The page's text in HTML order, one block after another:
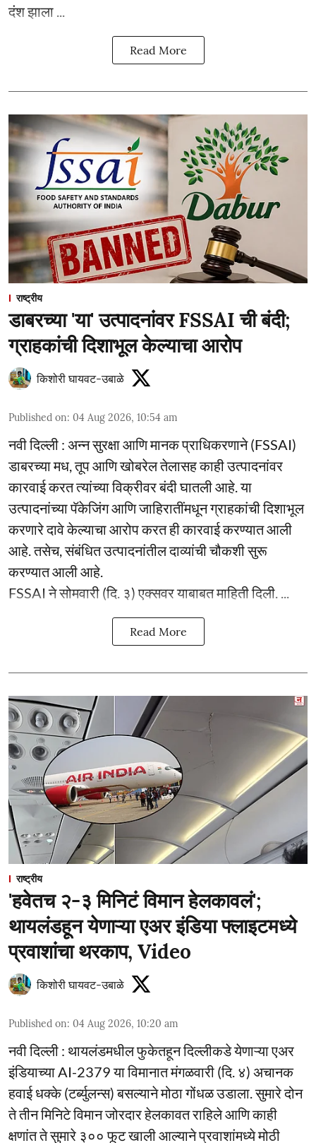
दंश झाला ...
Read More
राष्ट्रीय
डाबरच्या 'या' उत्पादनांवर FSSAI ची बंदी;
ग्राहकांची दिशाभूल केल्याचा आरोप
किशोरी घायवट-उबाळे
Published on: 04 Aug 2026, 10:54 am
नवी दिल्ली : अन्न सुरक्षा आणि मानक प्राधिकरणाने (FSSAI)
डाबरच्या मध, तूप आणि खोबरेल तेलासह काही उत्पादनांवर
कारवाई करत त्यांच्या विक्रीवर बंदी घातली आहे. या
उत्पादनांच्या पॅकेजिंग आणि जाहिरातींमधून ग्राहकांची दिशाभूल
करणारे दावे केल्याचा आरोप करत ही कारवाई करण्यात आली
आहे. तसेच, संबंधित उत्पादनांतील दाव्यांची चौकशी सुरू
करण्यात आली आहे.
FSSAI ने सोमवारी (दि. ३) एक्सवर याबाबत माहिती दिली. ...
Read More
राष्ट्रीय
'हवेतच २-३ मिनिटं विमान हेलकावलं';
थायलंडहून येणाऱ्या एअर इंडिया फ्लाइटमध्ये
प्रवाशांचा थरकाप, Video
किशोरी घायवट-उबाळे
Published on: 04 Aug 2026, 10:20 am
नवी दिल्ली : थायलंडमधील फुकेतहून दिल्लीकडे येणाऱ्या एअर
इंडियाच्या AI-2379 या विमानात मंगळवारी (दि. ४) अचानक
हवाई धक्के (टर्ब्युलन्स) बसल्याने मोठा गोंधळ उडाला. सुमारे दोन
ते तीन मिनिटे विमान जोरदार हेलकावत राहिले आणि काही
क्षणांत ते सुमारे ३०० फूट खाली आल्याने प्रवाशांमध्ये मोठी